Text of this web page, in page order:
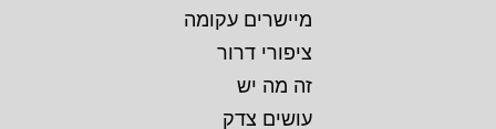
מיישרים עקומה
ציפורי דרור
זה מה יש
עושים צדק